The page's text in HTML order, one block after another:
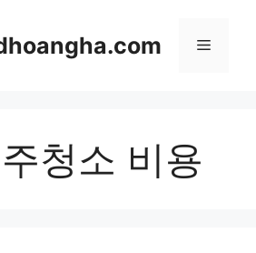
메
청소 비용